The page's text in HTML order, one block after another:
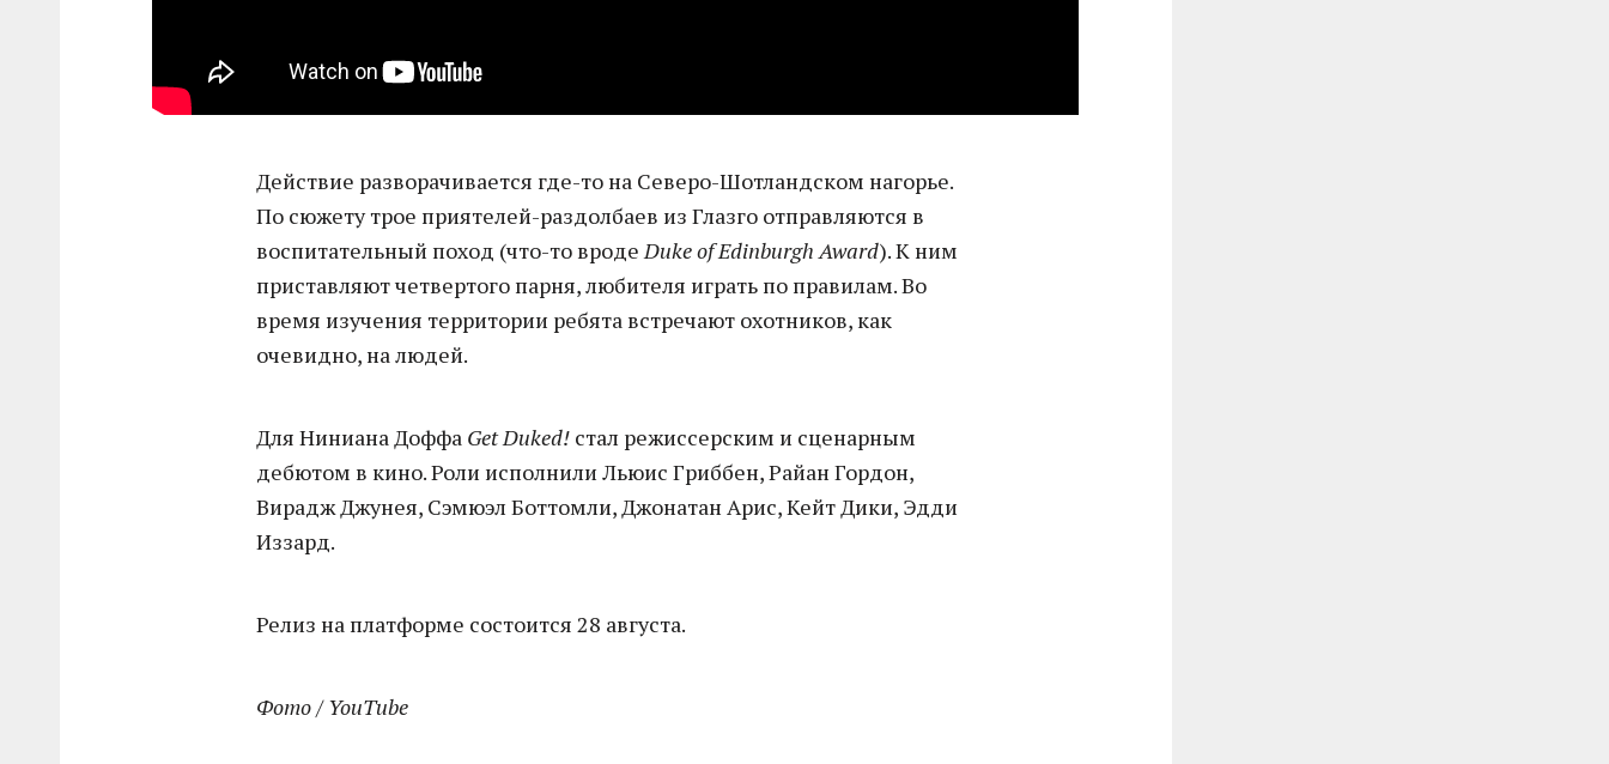
Действие разворачивается где-то на Северо-Шотландском нагорье.
По сюжету трое приятелей-раздолбаев из Глазго отправляются в
воспитательный поход (что-то вроде Duke of Edinburgh Award). К ним
приставляют четвертого парня, любителя играть по правилам. Во
время изучения территории ребята встречают охотников, как
очевидно, на людей.
Для Ниниана Доффа Get Duked! стал режиссерским и сценарным
дебютом в кино. Роли исполнили Льюис Гриббен, Райан Гордон,
Вирадж Джунея, Сэмюэл Боттомли, Джонатан Арис, Кейт Дики, Эдди
Иззард.
Релиз на платформе состоится 28 августа.
Фото / YouTube